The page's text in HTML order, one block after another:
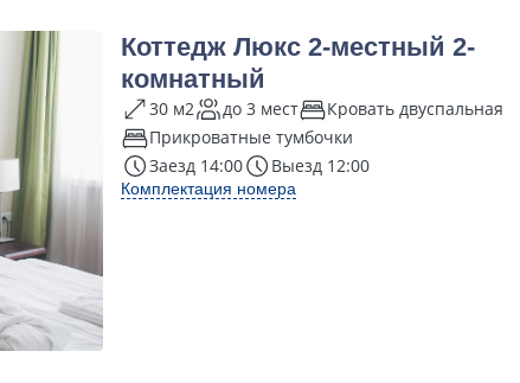
Коттедж Люкс 2-местный 2-
комнатный
30 м2 до 3 мест
Кровать двуспальная
Прикроватные тумбочки
Заезд 14:00
Выезд 12:00
Комплектация номера